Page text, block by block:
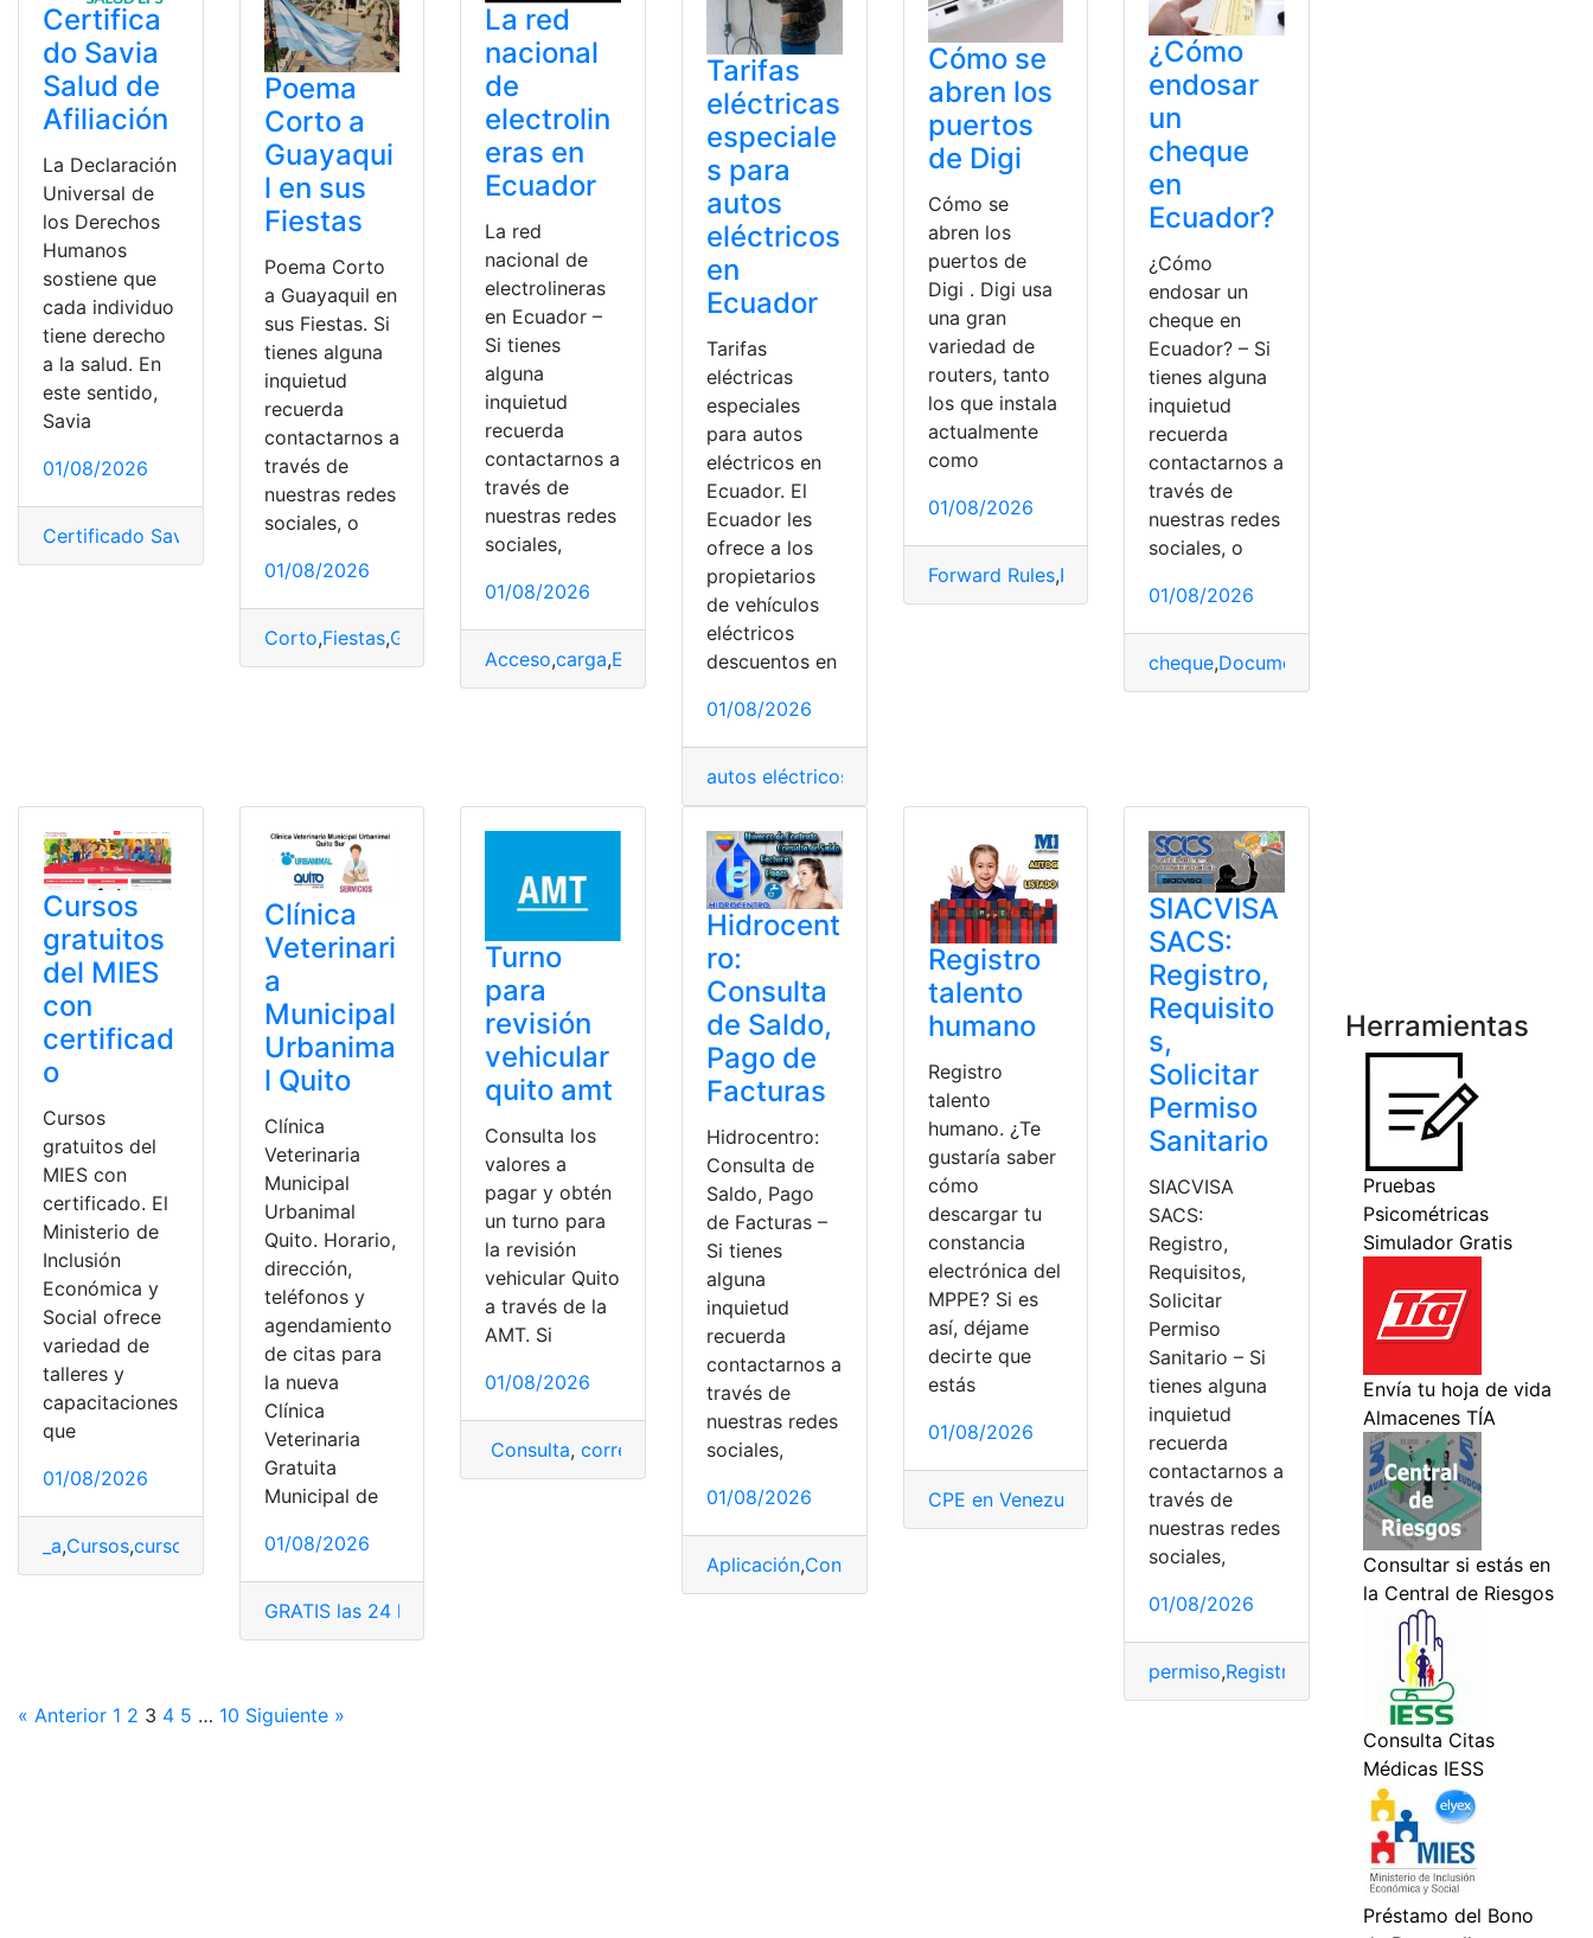
Certifica
do Savia
Salud de
Afiliación
La Declaración
Universal de
los Derechos
Humanos
sostiene que
cada individuo
tiene derecho
a la salud. En
este sentido,
Savia
01/08/2026
Certificado Savia Salud SISBÉN,Sistema de salud Colombiano
Poema
Corto a
Guayaqui
l en sus
Fiestas
Poema Corto
a Guayaquil en
sus Fiestas. Si
tienes alguna
inquietud
recuerda
contactarnos a
través de
nuestras redes
sociales, o
01/08/2026
Corto,Fiestas,Guayaquil,Poemas
La red
nacional
de
electrolin
eras en
Ecuador
La red
nacional de
electrolineras
en Ecuador –
Si tienes
alguna
inquietud
recuerda
contactarnos a
través de
nuestras redes
sociales,
01/08/2026
Acceso,carga,Ecuador Noticias,red nacional
Tarifas
eléctricas
especiale
s para
autos
eléctricos
en
Ecuador
Tarifas
eléctricas
especiales
para autos
eléctricos en
Ecuador. El
Ecuador les
ofrece a los
propietarios
de vehículos
eléctricos
descuentos en
01/08/2026
autos eléctricos
Cómo se
abren los
puertos
de Digi
Cómo se
abren los
puertos de
Digi . Digi usa
una gran
variedad de
routers, tanto
los que instala
actualmente
como
01/08/2026
Forward Rules,Port Mapping Configuration
¿Cómo
endosar
un
cheque
en
Ecuador?
¿Cómo
endosar un
cheque en
Ecuador? – Si
tienes alguna
inquietud
recuerda
contactarnos a
través de
nuestras redes
sociales, o
01/08/2026
cheque,Documento
Cursos
gratuitos
del MIES
con
certificad
o
Cursos
gratuitos del
MIES con
certificado. El
Ministerio de
Inclusión
Económica y
Social ofrece
variedad de
talleres y
capacitaciones
que
01/08/2026
_a,Cursos,cursos de formación,Cursos disponibles
Clínica
Veterinari
a
Municipal
Urbanima
l Quito
Clínica
Veterinaria
Municipal
Urbanimal
Quito. Horario,
dirección,
teléfonos y
agendamiento
de citas para
la nueva
Clínica
Veterinaria
Gratuita
Municipal de
01/08/2026
GRATIS las 24 horas
Turno
para
revisión
vehicular
quito amt
Consulta los
valores a
pagar y obtén
un turno para
la revisión
vehicular Quito
a través de la
AMT. Si
01/08/2026
Consulta, corresponsabilidad
Hidrocent
ro:
Consulta
de Saldo,
Pago de
Facturas
Hidrocentro:
Consulta de
Saldo, Pago
de Facturas –
Si tienes
alguna
inquietud
recuerda
contactarnos a
través de
nuestras redes
sociales,
01/08/2026
Aplicación,Consultas hidrocentro
Registro
talento
humano
Registro
talento
humano. ¿Te
gustaría saber
cómo
descargar tu
constancia
electrónica del
MPPE? Si es
así, déjame
decirte que
estás
01/08/2026
CPE en Venezuela gestionar,gestionar la conexión,gestiones,Recursos
SIACVISA
SACS:
Registro,
Requisito
s,
Solicitar
Permiso
Sanitario
SIACVISA
SACS:
Registro,
Requisitos,
Solicitar
Permiso
Sanitario – Si
tienes alguna
inquietud
recuerda
contactarnos a
través de
nuestras redes
sociales,
01/08/2026
permiso,Registro SIACVISA SACS
« Anterior 1 2 3 4 5 … 10 Siguiente »
Herramientas